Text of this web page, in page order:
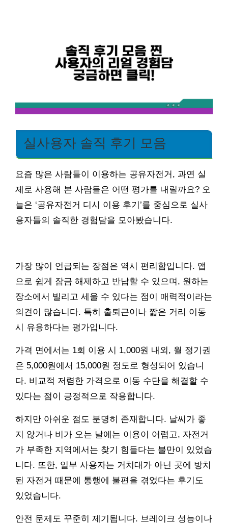
실사용자 솔직 후기 모음
요즘 많은 사람들이 이용하는 공유자전거, 과연 실
제로 사용해 본 사람들은 어떤 평가를 내릴까요? 오
늘은 ‘공유자전거 디시 이용 후기’를 중심으로 실사
용자들의 솔직한 경험담을 모아봤습니다.
가장 많이 언급되는 장점은 역시 편리함입니다. 앱
으로 쉽게 잠금 해제하고 반납할 수 있으며, 원하는
장소에서 빌리고 세울 수 있다는 점이 매력적이라는
의견이 많습니다. 특히 출퇴근이나 짧은 거리 이동
시 유용하다는 평가입니다.
가격 면에서는 1회 이용 시 1,000원 내외, 월 정기권
은 5,000원에서 15,000원 정도로 형성되어 있습니
다. 비교적 저렴한 가격으로 이동 수단을 해결할 수
있다는 점이 긍정적으로 작용합니다.
하지만 아쉬운 점도 분명히 존재합니다. 날씨가 좋
지 않거나 비가 오는 날에는 이용이 어렵고, 자전거
가 부족한 지역에서는 찾기 힘들다는 불만이 있었습
니다. 또한, 일부 사용자는 거치대가 아닌 곳에 방치
된 자전거 때문에 통행에 불편을 겪었다는 후기도
있었습니다.
안전 문제도 꾸준히 제기됩니다. 브레이크 성능이나